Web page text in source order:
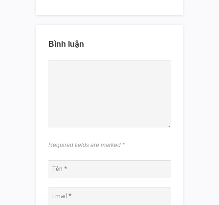
Bình luận
Required fields are marked *